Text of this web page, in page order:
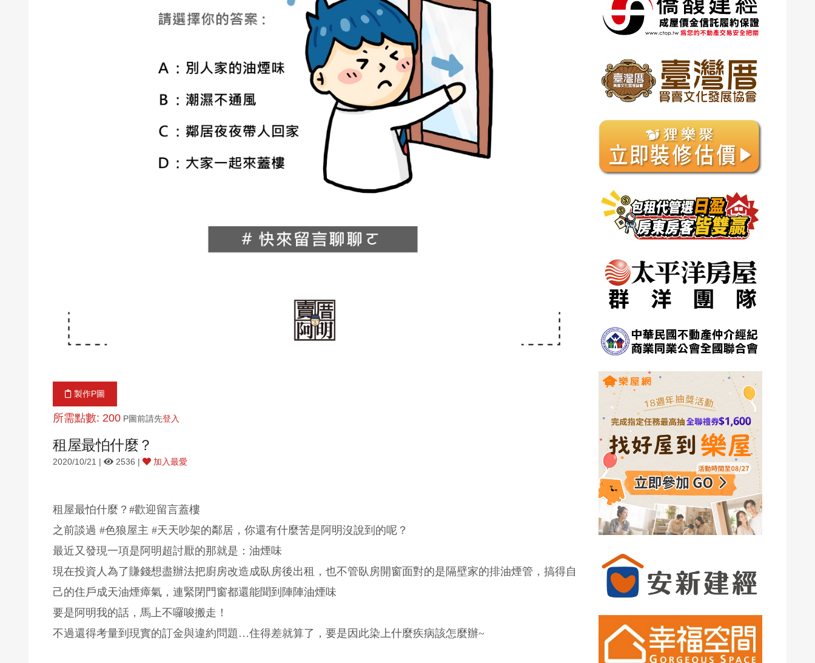
製作P圖
所需點數: 200 P圖前請先登入
租屋最怕什麼？
2020/10/21 | 2536 | 加入最愛
租屋最怕什麼？#歡迎留言蓋樓
之前談過 #色狼屋主 #天天吵架的鄰居，你還有什麼苦是阿明沒說到的呢？
最近又發現一項是阿明超討厭的那就是：油煙味
現在投資人為了賺錢想盡辦法把廚房改造成臥房後出租，也不管臥房開窗面對的是隔壁家的排油煙管，搞得自
己的住戶成天油煙瘴氣，連緊閉門窗都還能聞到陣陣油煙味
要是阿明我的話，馬上不囉唆搬走！
不過還得考量到現實的訂金與違約問題…住得差就算了，要是因此染上什麼疾病該怎麼辦~